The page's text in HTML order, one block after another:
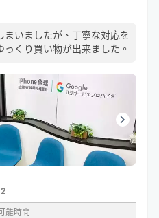
まいましたが、丁寧な対応を
くり買い物が出来ました。
能時間